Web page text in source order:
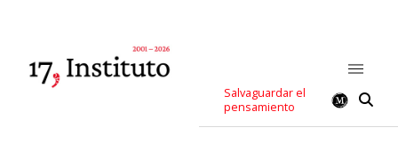
Salvaguardar el
pensamiento